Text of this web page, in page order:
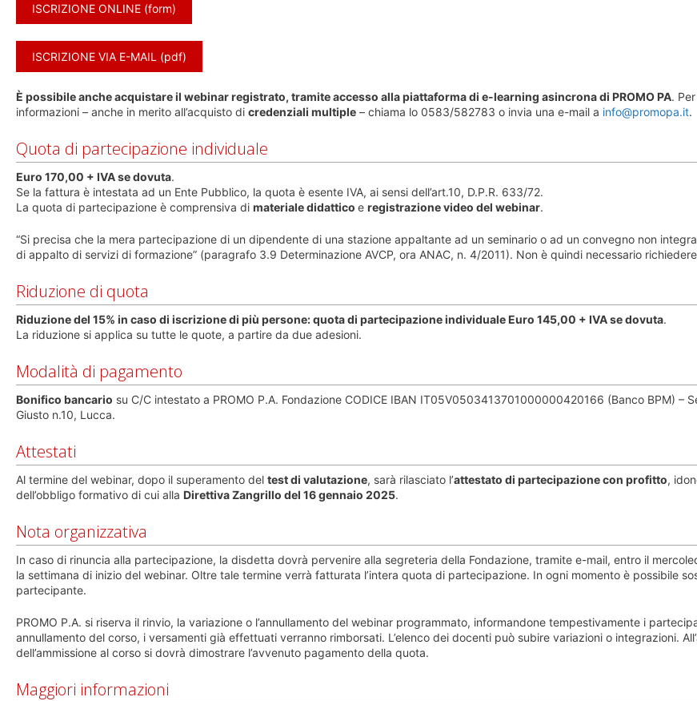
ISCRIZIONE ONLINE (form)
ISCRIZIONE VIA E-MAIL (pdf)
È possibile anche acquistare il webinar registrato, tramite accesso alla piattaforma di e-learning asincrona di PROMO PA.
informazioni – anche in merito all’acquisto di credenziali multiple – chiama lo 0583/582783 o invia una e-mail a info@promopa.it.
Quota di partecipazione individuale
Euro 170,00 + IVA se dovuta.
Se la fattura è intestata ad un Ente Pubblico, la quota è esente IVA, ai sensi dell’art.10, D.P.R. 633/72.
La quota di partecipazione è comprensiva di materiale didattico e registrazione video del webinar.
“Si precisa che la mera partecipazione di un dipendente di una stazione appaltante ad un seminario o ad un convegno non
di appalto di servizi di formazione” (paragrafo 3.9 Determinazione AVCP, ora ANAC, n. 4/2011). Non è quindi necessario
Riduzione di quota
Riduzione del 15% in caso di iscrizione di più persone: quota di partecipazione individuale Euro 145,00 + IVA se dovuta.
La riduzione si applica su tutte le quote, a partire da due adesioni.
Modalità di pagamento
Bonifico bancario su C/C intestato a PROMO P.A. Fondazione CODICE IBAN IT05V0503413701000000420166 (Banco BPM) –
Giusto n.10, Lucca.
Attestati
Al termine del webinar, dopo il superamento del test di valutazione, sarà rilasciato l’attestato di partecipazione con profitto,
dell’obbligo formativo di cui alla Direttiva Zangrillo del 16 gennaio 2025.
Nota organizzativa
In caso di rinuncia alla partecipazione, la disdetta dovrà pervenire alla segreteria della Fondazione, tramite e-mail, entro il
la settimana di inizio del webinar. Oltre tale termine verrà fatturata l’intera quota di partecipazione. In ogni momento è possibile
partecipante.
PROMO P.A. si riserva il rinvio, la variazione o l’annullamento del webinar programmato, informandone tempestivamente i
annullamento del corso, i versamenti già effettuati verranno rimborsati. L’elenco dei docenti può subire variazioni o integrazioni.
dell’ammissione al corso si dovrà dimostrare l’avvenuto pagamento della quota.
Maggiori informazioni